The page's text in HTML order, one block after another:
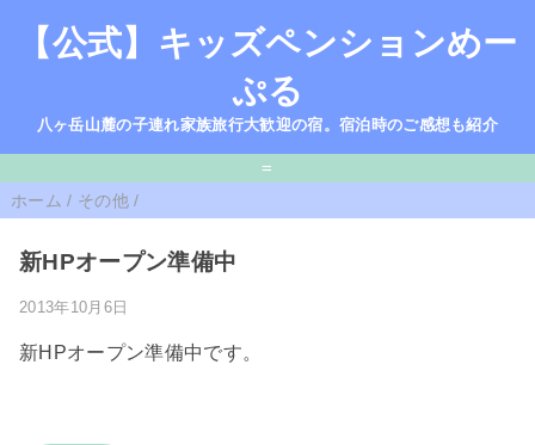
【公式】キッズペンションめー
ぷる
八ヶ岳山麓の子連れ家族旅行大歓迎の宿。宿泊時のご感想も紹介
=
ホーム / その他/
新HPオープン準備中
2013年10月6日
新HPオープン準備中です。